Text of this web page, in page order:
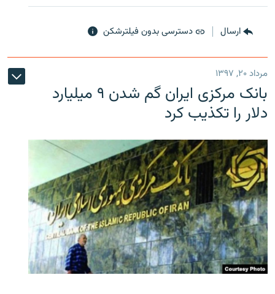
ارسال دسترسی بدون فیلترشکن
مرداد ۲۰, ۱۳۹۷
بانک مرکزی ایران گم شدن ۹ میلیارد
دلار را تکذیب کرد